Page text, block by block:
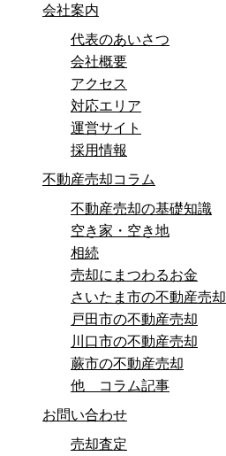
会社案内
代表のあいさつ
会社概要
アクセス
対応エリア
運営サイト
採用情報
不動産売却コラム
不動産売却の基礎知識
空き家・空き地
相続
売却にまつわるお金
さいたま市の不動産売却
戸田市の不動産売却
川口市の不動産売却
蕨市の不動産売却
他 コラム記事
お問い合わせ
売却査定